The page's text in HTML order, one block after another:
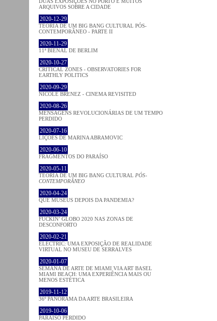
ARQUIVOS SOBRE A CIDADE
2020-12-29
TEORIA DE UM BIG BANG CULTURAL PÓS-
CONTEMPORÂNEO - PARTE II
2020-11-29
11ª BIENAL DE BERLIM
2020-10-27
CRITICAL ZONES - OBSERVATORIES FOR
EARTHLY POLITICS
2020-09-29
NICOLE BRENEZ - CINEMA REVISITED
2020-08-26
MENSAGENS REVOLUCIONÁRIAS DE UM TEMPO
PERDIDO
2020-07-16
LIÇÕES DE MARINA ABRAMOVIC
2020-06-10
FRAGMENTOS DO PARAÍSO
2020-05-11
TEORIA DE UM BIG BANG CULTURAL PÓS-
CONTEMPORÂNEO
2020-04-24
QUE MUSEUS DEPOIS DA PANDEMIA?
2020-03-24
FUCKIN’ GLOBO 2020 NAS ZONAS DE
DESCONFORTO
2020-02-21
ELECTRIC: UMA EXPOSIÇÃO DE REALIDADE
VIRTUAL NO MUSEU DE SERRALVES
2020-01-07
SEMANA DE ARTE DE MIAMI VIA ART BASEL
MIAMI BEACH: UMA EXPERIÊNCIA MAIS OU
MENOS ESTÉTICA
2019-11-12
36º PANORAMA DA ARTE BRASILEIRA
2019-10-06
PARAÍSO PERDIDO